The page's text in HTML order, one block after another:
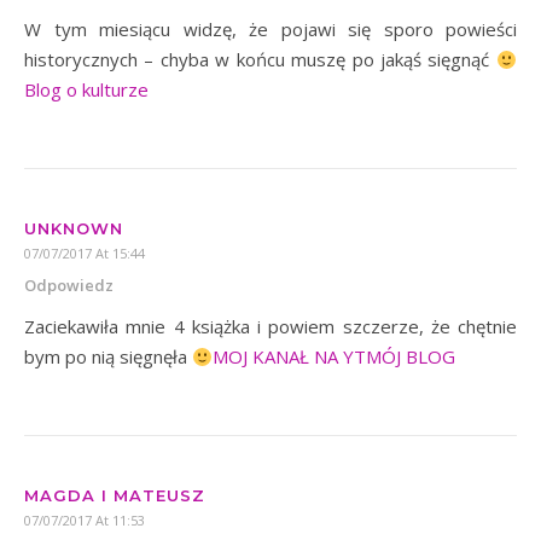
W tym miesiącu widzę, że pojawi się sporo powieści
historycznych – chyba w końcu muszę po jakąś sięgnąć
Blog o kulturze
UNKNOWN
07/07/2017 At 15:44
Odpowiedz
Zaciekawiła mnie 4 książka i powiem szczerze, że chętnie
bym po nią sięgnęła
MOJ KANAŁ NA YTMÓJ BLOG
MAGDA I MATEUSZ
07/07/2017 At 11:53